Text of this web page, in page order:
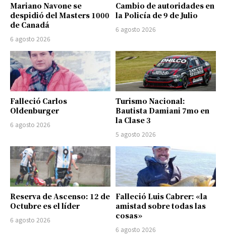
Mariano Navone se
despidió del Masters 1000
de Canadá
6 agosto 2026
Cambio de autoridades en
la Policía de 9 de Julio
6 agosto 2026
Falleció Carlos
Oldenburger
6 agosto 2026
Turismo Nacional:
Bautista Damiani 7mo en
la Clase 3
5 agosto 2026
Reserva de Ascenso: 12 de
Octubre es el líder
6 agosto 2026
Falleció Luis Cabrer: «la
amistad sobre todas las
cosas»
6 agosto 2026